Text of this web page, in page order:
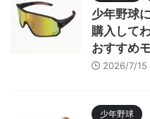
少年野球
購入して
おすすめ
2026/7/15
少年野球